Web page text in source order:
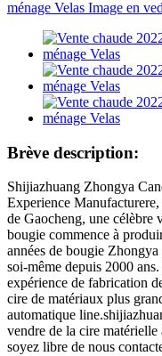
Brève description:
Shijiazhuang Zhongya
Experience
de Gaocheng, une célèbre
bougie commence à
années de bougie
soi-même depuis 2000
expérience de fabrication
cire de matériaux plus
automatique
vendre de la cire
soyez libre de nous